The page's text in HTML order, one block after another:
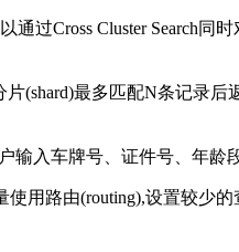
过Cross Cluster Search
(shard)最多匹配N条记录
入车牌号、证件号、年
用路由(routing),设置较少